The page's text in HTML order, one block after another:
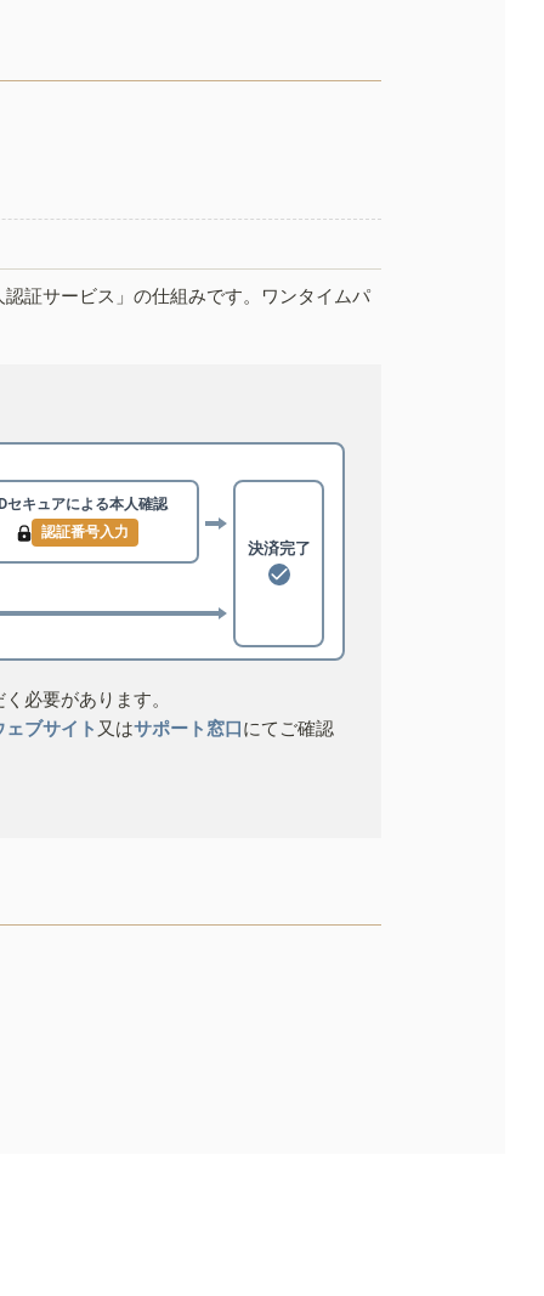
証サービス」の仕組みです。ワンタイムパ
セキュアによる本人確認
認証番号入力
決済完了
必要があります。
ブサイト 又はサポート窓口にてご確認